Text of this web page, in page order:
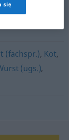
(fachspr.), Kot,
(ugs.),
się